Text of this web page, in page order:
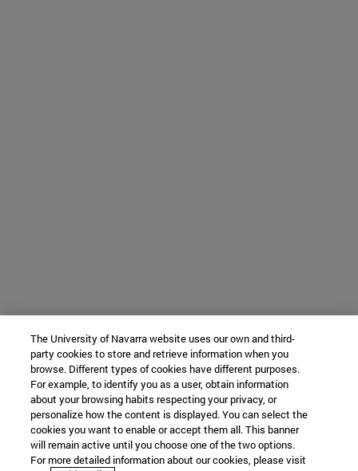
The University of Navarra website uses our own and third-
party cookies to store and retrieve information when you
browse. Different types of cookies have different purposes.
For example, to identify you as a user, obtain information
about your browsing habits respecting your privacy, or
personalize how the content is displayed. You can select the
cookies you want to enable or accept them all. This banner
will remain active until you choose one of the two options.
For more detailed information about our cookies, please visit